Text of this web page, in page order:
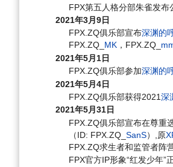
FPX第五人格分部朱雀发布
2021年3月9日
FPX.ZQ俱乐部宣布深渊的
FPX.ZQ_ MK ，FPX.ZQ_
2021年5月1日
FPX.ZQ俱乐部参加深渊的
2021年5月4日
FPX.ZQ俱乐部获得2021深
2021年5月31日
FPX.ZQ俱乐部宣布在尊重
（ID: FPX.ZQ_SanS）,原
FPX.ZQ求生者和监管者阵
FPX官方IP形象“红发少年